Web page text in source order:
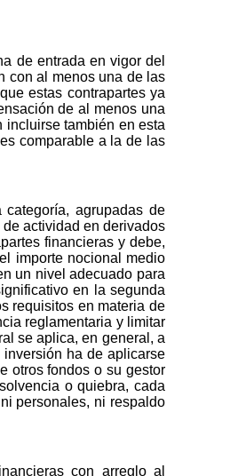
de entrada en vigor del
con al menos una de las
estas contrapartes ya
de al menos una
incluirse también en esta
comparable a la de las
agrupadas de
actividad en derivados
financieras y debe,
importe nocional medio
un nivel adecuado para
en la segunda
requisitos en materia de
reglamentaria y limitar
se aplica, en general, a
ha de aplicarse
otros fondos o su gestor
o quiebra, cada
personales, ni respaldo
con arreglo al